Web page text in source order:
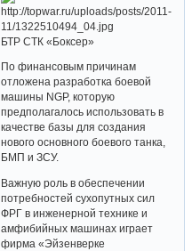
БТР СТК «Боксер»
По финансовым причинам
отложена разработка боевой
машины NGP, которую
предполагалось использовать в
качестве базы для создания
нового основного боевого танка,
БМП и ЗСУ.
Важную роль в обеспечении
потребностей сухопутных сил
ФРГ в инженерной технике и
амфибийных машинах играет
фирма «Эйзенверке